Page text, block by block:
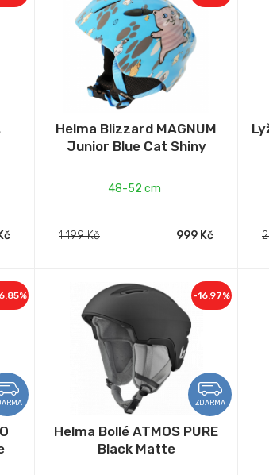
Helma Blizzard MAGNUM
Junior Blue Cat Shiny
48-52 cm
1 199 Kč 999 Kč
ZDARMA
-16.97%
Helma Bollé ATMOS PURE
Black Matte